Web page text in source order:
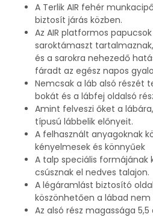
A Terlik AIR fehér
biztosít járás közben.
Az AIR platformos
saroktámaszt
és a sarokra nehezedő
fáradt az egész napos
Nemcsak a láb alsó részét
bokát és a lábfej oldalsó
Amint felveszi őket a
típusú lábbelik előnyeit.
A felhasznált anyagoknak
kényelmesek és könnyűek
A talp speciális formájának
csúsznak el nedves talajon.
A légáramlást biztosító
köszönhetően a lábad nem
Az alsó rész magassága 5,5